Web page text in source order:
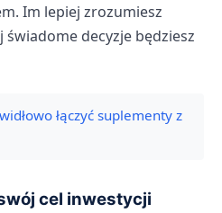
Im lepiej zrozumiesz
świadome decyzje będziesz
łączyć suplementy z
cel inwestycji